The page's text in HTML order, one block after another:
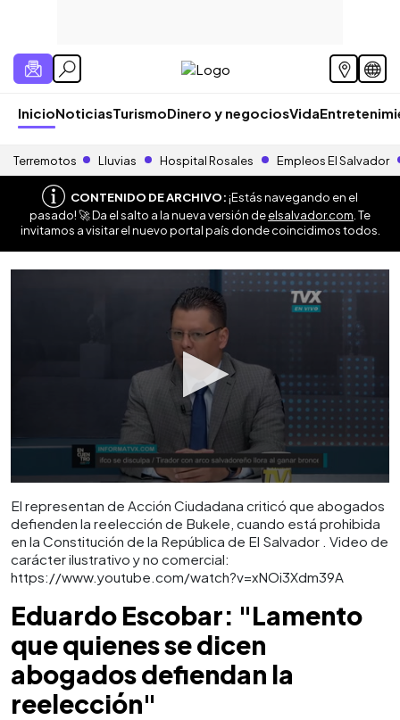
InicioNoticiasTurismoDinero y negociosVida
Terremotos Lluvias Hospital Rosales Empleos El Salvador
CONTENIDO DE ARCHIVO:¡Estás navegando en el
pasado! 🚀 Da el salto a la nueva versión deelsalvador.com . Te
invitamos a visitar el nuevo portal país donde coincidimos todos.
El representan de Acción Ciudadana criticó que abogados
defienden la reelección de Bukele, cuando está prohibida
en la Constitución de la República de El Salvador . Video de
carácter ilustrativo y no comercial:
https://www.youtube.com/watch?v=xNOi3Xdm39A
Eduardo Escobar: "Lamento
que quienes se dicen
abogados defiendan la
reelección"